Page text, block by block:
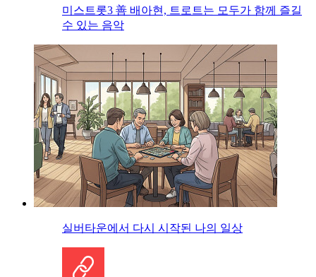
미스트롯3 善 배아현, 트로트는 모두가 함께 즐길
수 있는 음악
실버타운에서 다시 시작된 나의 일상